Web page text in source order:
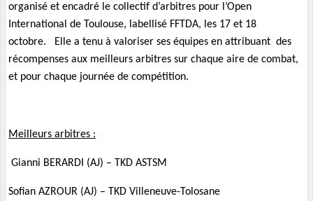
organisé et encadré le collectif d’arbitres pour l’Open
International de Toulouse, labellisé FFTDA, les 17 et 18
octobre.
Elle a tenu à valoriser ses équipes en attribuant des
récompenses aux meilleurs arbitres sur chaque aire de combat,
et pour chaque journée de compétition.
Meilleurs arbitres :
Gianni BERARDI (AJ) – TKD ASTSM
Sofian AZROUR (AJ) – TKD Villeneuve-Tolosane